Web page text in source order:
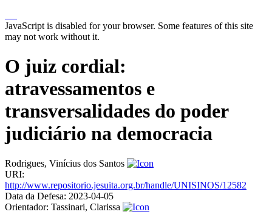
JavaScript is disabled for your browser. Some features of this site
may not work without it.
O juiz cordial:
atravessamentos e
transversalidades do poder
judiciário na democracia
Rodrigues, Vinícius dos Santos
URI:
http://www.repositorio.jesuita.org.br/handle/UNISINOS/12582
Data da Defesa: 2023-04-05
Orientador: Tassinari, Clarissa